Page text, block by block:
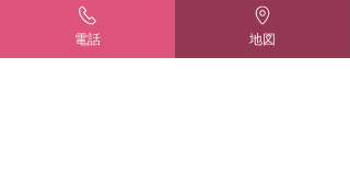
​当院は、マイナ保険証の利用や問診票等を通じて患
電話 地図